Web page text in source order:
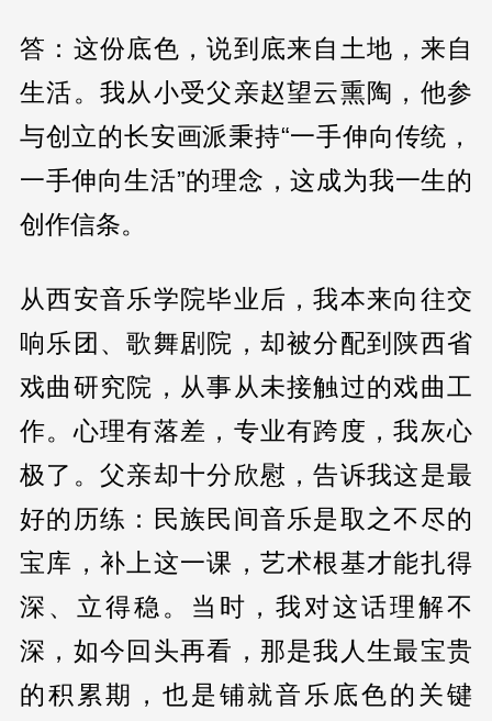
答：这份底色，说到底来自土地，来自
生活。我从小受父亲赵望云熏陶，他参
与创立的长安画派秉持“一手伸向传统，
一手伸向生活”的理念，这成为我一生的
创作信条。
从西安音乐学院毕业后，我本来向往交
响乐团、歌舞剧院，却被分配到陕西省
戏曲研究院，从事从未接触过的戏曲工
作。心理有落差，专业有跨度，我灰心
极了。父亲却十分欣慰，告诉我这是最
好的历练：民族民间音乐是取之不尽的
宝库，补上这一课，艺术根基才能扎得
深、立得稳。当时，我对这话理解不
深，如今回头再看，那是我人生最宝贵
的积累期，也是铺就音乐底色的关键